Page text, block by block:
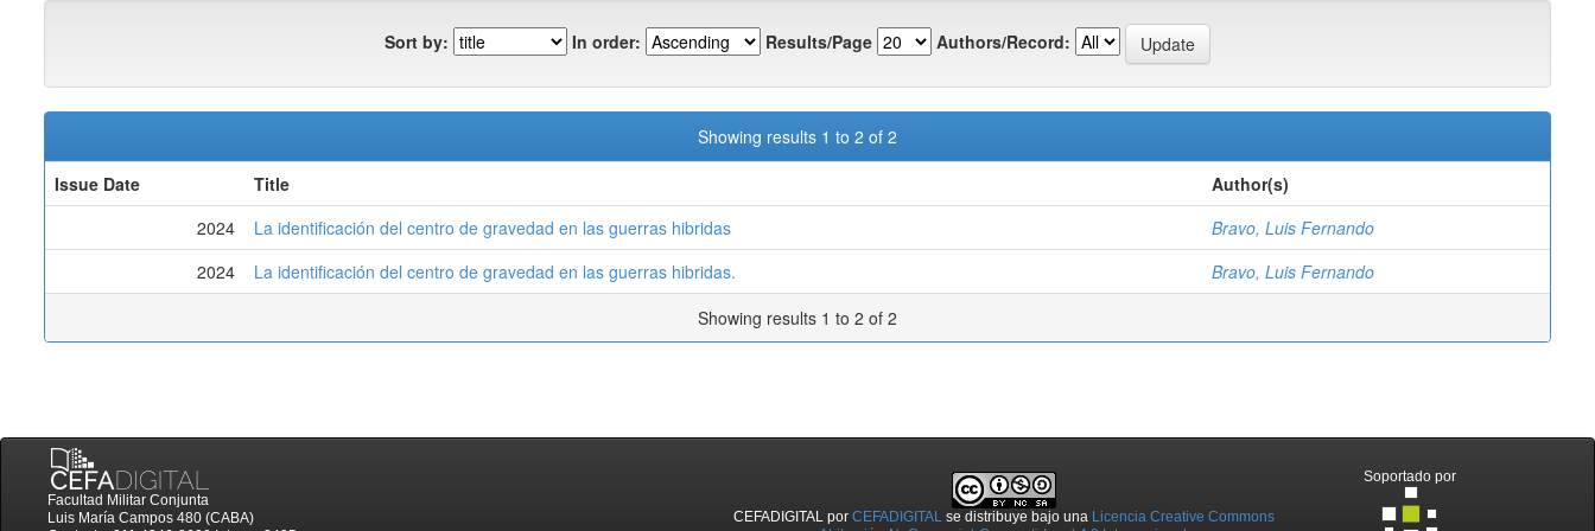
Sort by: In order: Results/Page Authors/Record:
Showing results 1 to 2 of 2
Issue Date
Title
Author(s)
2024
La identificación del centro de gravedad en las guerras hibridas
Bravo, Luis Fernando
2024
La identificación del centro de gravedad en las guerras hibridas.
Bravo, Luis Fernando
Showing results 1 to 2 of 2
Facultad Militar Conjunta
Luis María Campos 480 (CABA)
CEFADIGITAL porCEFADIGITAL se distribuye bajo una Licencia Creative Commons
Soportado por